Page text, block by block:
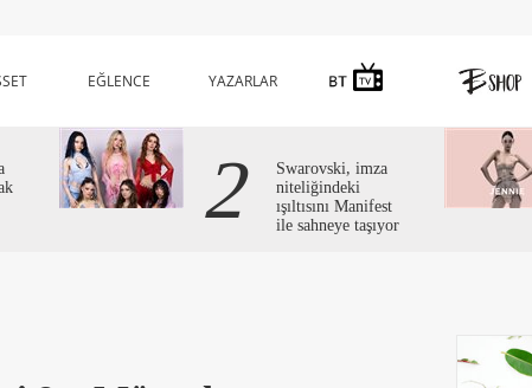
EĞLENCE YAZARLAR
2
Swarovski, imza
niteliğindeki
ışıltısını Manifest
ile sahneye taşıyor